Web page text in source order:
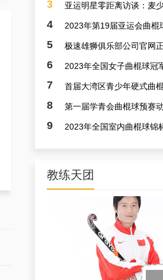
3 亚运明星零距离访谈：麦
4
5
6
7
8
9
教练天团